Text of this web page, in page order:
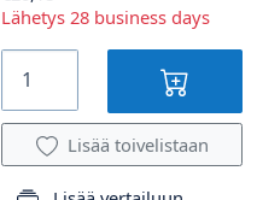
Lähetys 28 business days
Lisää toivelistaan